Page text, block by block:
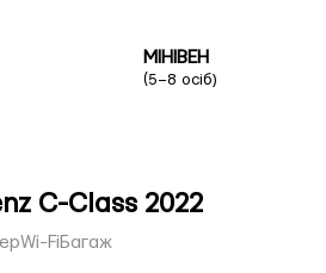
МІНІВЕН
(5–8 осіб)
C-Class 2022
Wi-Fi Багаж